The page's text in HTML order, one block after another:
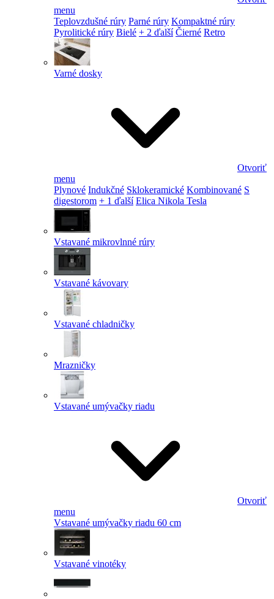
menu
Teplovzdušné rúry Parné rúry Kompaktné rúry
Pyrolitické rúry Bielé + 2 ďalší Čierné Retro
Varné dosky
Otvoriť
menu
Plynové Indukčné Sklokeramické Kombinované S
digestorom + 1 ďalší Elica Nikola Tesla
Vstavané mikrovlnné rúry
Vstavané kávovary
Vstavané chladničky
Mrazničky
Vstavané umývačky riadu
Otvoriť
menu
Vstavané umývačky riadu 60 cm
Vstavané vinotéky